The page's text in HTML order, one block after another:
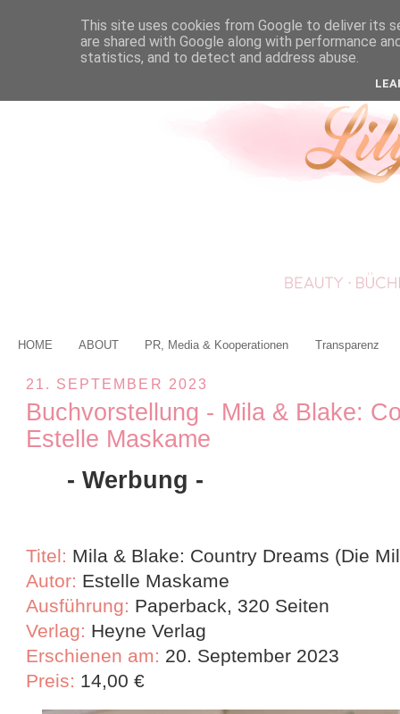
HOME ABOUT PR, Media & Kooperationen Transparenz
21. SEPTEMBER 2023
Buchvorstellung - Mila & Blake:
Estelle Maskame
- Werbung -
Titel: Mila & Blake: Country Dreams (Die
Autor: Estelle Maskame
Ausführung: Paperback, 320 Seiten
Verlag: Heyne Verlag
Erschienen am: 20. September 2023
Preis: 14,00 €
This site uses cookies from Google to deliver its
are shared with Google along with performance
statistics, and to detect and address abuse.